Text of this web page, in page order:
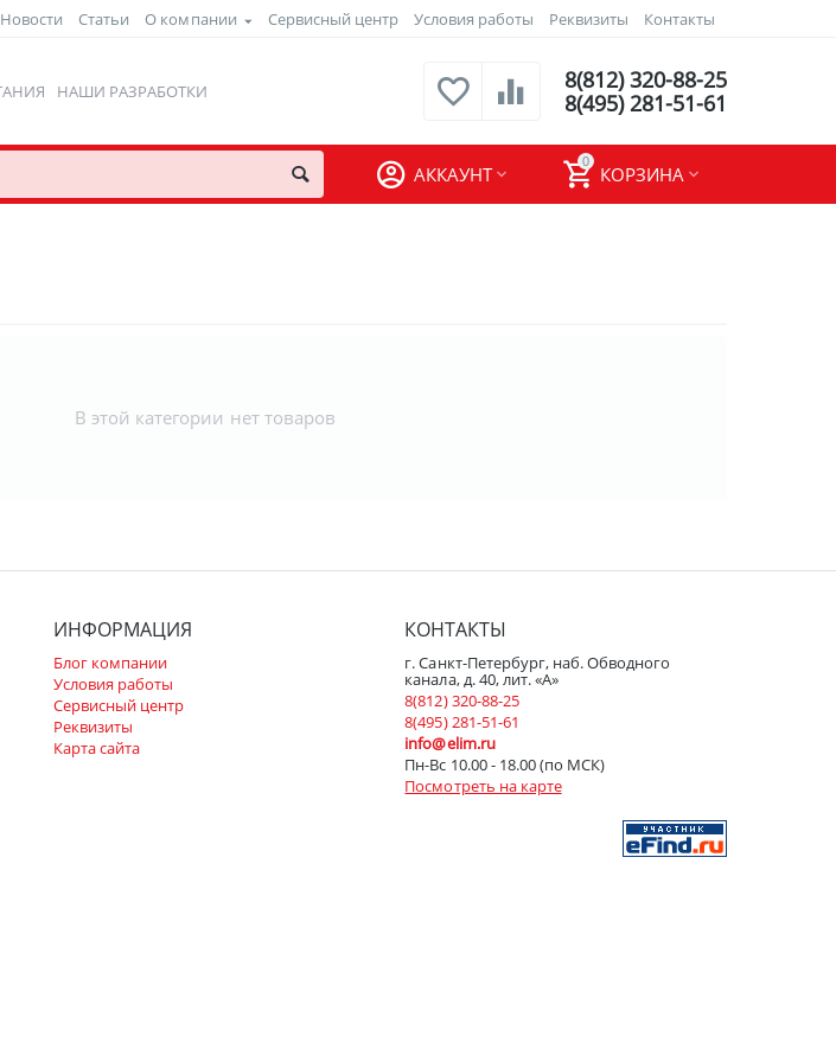
Новости Статьи О компании Сервисный центр Условия работы Реквизиты Контакты
НАШИ РАЗРАБОТКИ
8(812) 320-88-25
8(495) 281-51-61
0
КОРЗИНА
АККАУНТ
В этой категории нет товаров
ИНФОРМАЦИЯ
Блог компании
Условия работы
Сервисный центр
Реквизиты
Карта сайта
КОНТАКТЫ
г. Санкт-Петербург, наб. Обводного
канала, д. 40, лит. «А»
8(812) 320-88-25
8(495) 281-51-61
info@elim.ru
Пн-Вс 10.00 - 18.00 (по МСК)
Посмотреть на карте